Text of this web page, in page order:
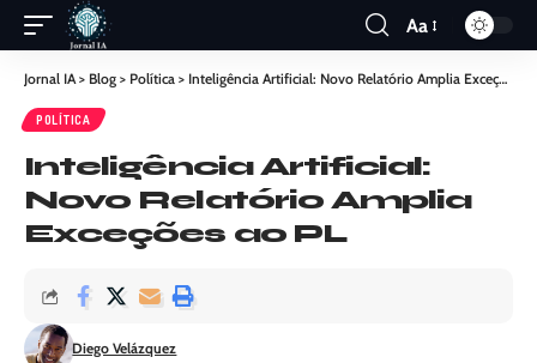
Aa
Jornal IA> Blog > Política > Inteligência Artificial: Novo Relatório Amplia Exceções ao PL
POLÍTICA
Inteligência Artificial:
Novo Relatório Amplia
Exceções ao PL
Diego Velázquez